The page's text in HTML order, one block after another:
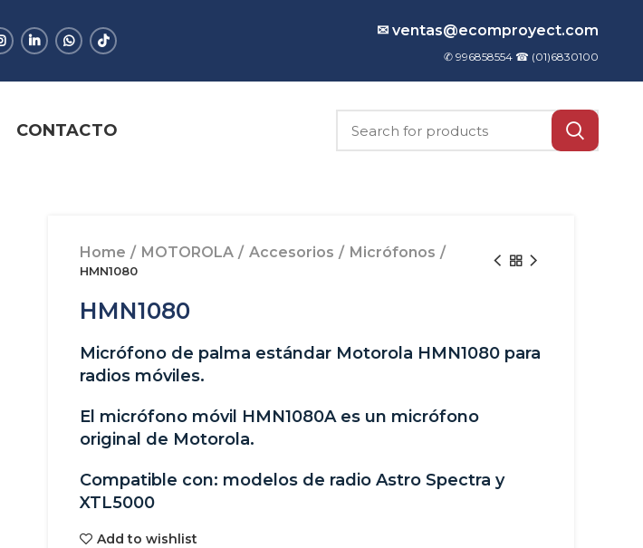
✉ ventas@ecomproyect.com
✆ 996858554 ☎ (01)6830100
CONTACTO
Home MOTOROLA Accesorios Micrófonos
HMN1080
HMN1080
Micrófono de palma estándar Motorola HMN1080 para
radios móviles.
El micrófono móvil HMN1080A es un micrófono
original de Motorola.
Compatible con: modelos de radio Astro Spectra y
XTL5000
Add to wishlist